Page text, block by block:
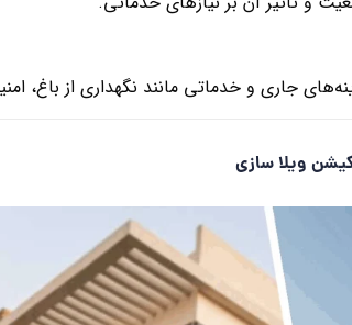
جاری و خدماتی مانند نگهداری از باغ،
ویلا سازی